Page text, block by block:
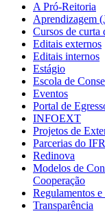
A Pró-Reitoria
Aprendizagem
Cursos de curta
Editais externos
Editais internos
Estágio
Escola de
Eventos
Portal de
INFOEXT
Projetos de
Parcerias do
Redinova
Modelos de
Cooperação
Regulamentos
Transparência